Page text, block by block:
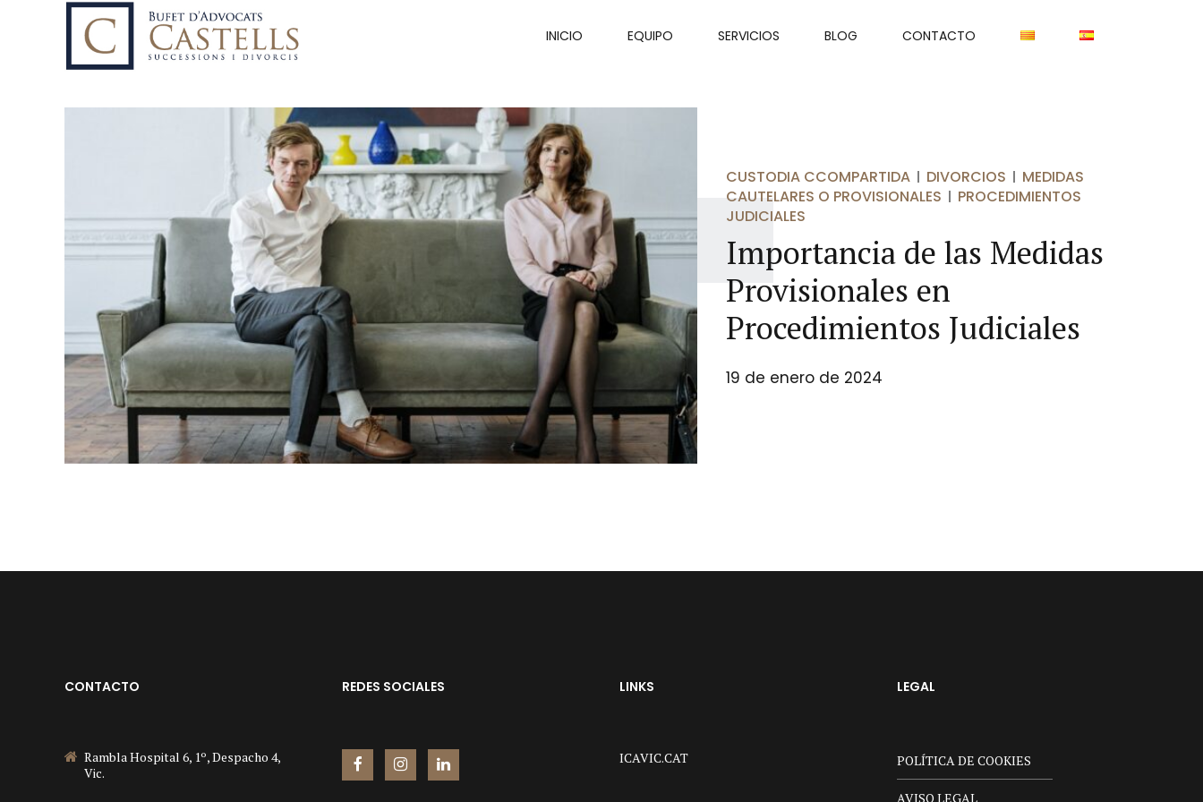
INICIO EQUIPO SERVICIOS BLOG CONTACTO
CUSTODIA CCOMPARTIDA DIVORCIOS
MEDIDAS
CAUTELARES O PROVISIONALES
PROCEDIMIENTOS
JUDICIALES
Importancia de las Medidas
Provisionales en
Procedimientos Judiciales
19 de enero de 2024
CONTACTO
Rambla Hospital 6, 1º, Despacho 4,
Vic.
REDES SOCIALES LINKS
ICAVIC.CAT
LEGAL
POLÍTICA DE COOKIES
AVISO LEGAL